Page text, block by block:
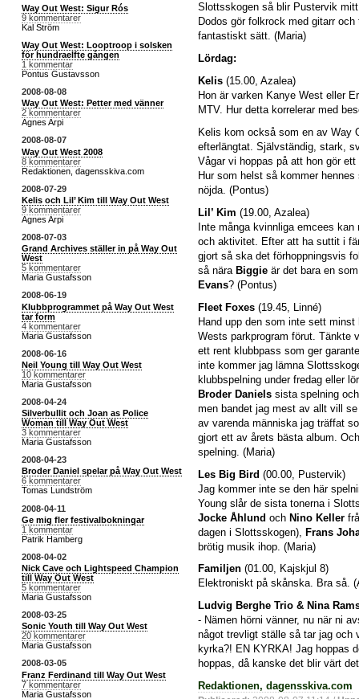
Way Out West: Sigur Rós
9 kommentarer
Kal Ström
Way Out West: Looptroop i solsken
för hundraelfte gången
1 kommentar
Pontus Gustavsson
2008-08-08
Way Out West: Petter med vänner
2 kommentarer
Agnes Arpi
2008-08-07
Way Out West 2008
8 kommentarer
Redaktionen, dagensskiva.com
2008-07-29
Kelis och Lil’ Kim till Way Out West
9 kommentarer
Agnes Arpi
2008-07-03
Grand Archives ställer in på Way Out
West
5 kommentarer
Maria Gustafsson
2008-06-19
Klubbprogrammet på Way Out West
tar form
4 kommentarer
Maria Gustafsson
2008-06-16
Neil Young till Way Out West
10 kommentarer
Maria Gustafsson
2008-04-24
Silverbullit och Joan as Police
Woman till Way Out West
3 kommentarer
Maria Gustafsson
2008-04-23
Broder Daniel spelar på Way Out West
6 kommentarer
Tomas Lundström
2008-04-11
Ge mig fler festivalbokningar
1 kommentar
Patrik Hamberg
2008-04-02
Nick Cave och Lightspeed Champion
till Way Out West
5 kommentarer
Maria Gustafsson
2008-03-25
Sonic Youth till Way Out West
20 kommentarer
Maria Gustafsson
2008-03-05
Franz Ferdinand till Way Out West
7 kommentarer
Maria Gustafsson
Slottsskogen så blir Pustervik
Dodos gör folkrock med gitarr
fantastiskt sätt. (Maria)
Lördag:
Kelis (15.00, Azalea)
Hon är varken Kanye West eller
MTV. Hur detta korrelerar med
Kelis kom också som en av Way
efterlängtat. Självständig, stark,
Vågar vi hoppas på att hon gör
Hur som helst så kommer
nöjda. (Pontus)
Lil’ Kim (19.00, Azalea)
Inte många kvinnliga emcees
och aktivitet. Efter att ha suttit i
gjort så ska det förhoppningsvis
så nära Biggie är det bara en
Evans? (Pontus)
Fleet Foxes (19.45, Linné)
Hand upp den som inte sett
Wests parkprogram förut. Tänkte
ett rent klubbpass som ger
inte kommer jag lämna
klubbspelning under fredag eller
Broder Daniels sista spelning
men bandet jag mest av allt vill
av varenda människa jag träffat
gjort ett av årets bästa album.
spelning. (Maria)
Les Big Bird (00.00, Pustervik)
Jag kommer inte se den här
Young slår de sista tonerna i
Jocke Åhlund och Nino Keller
dagen i Slottsskogen), Frans
brötig musik ihop. (Maria)
Familjen (01.00, Kajskjul 8)
Elektroniskt på skånska. Bra så.
Ludvig Berghe Trio & Nina
- Nämen hörni vänner, nu när ni
något trevligt ställe så tar jag och
kyrka?! EN KYRKA! Jag hoppas
hoppas, då kanske det blir värt
Redaktionen, dagensskiva.com